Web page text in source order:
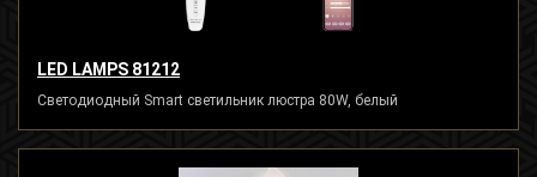
LED LAMPS 81212
Светодиодный Smart светильник люстра 80W, белый